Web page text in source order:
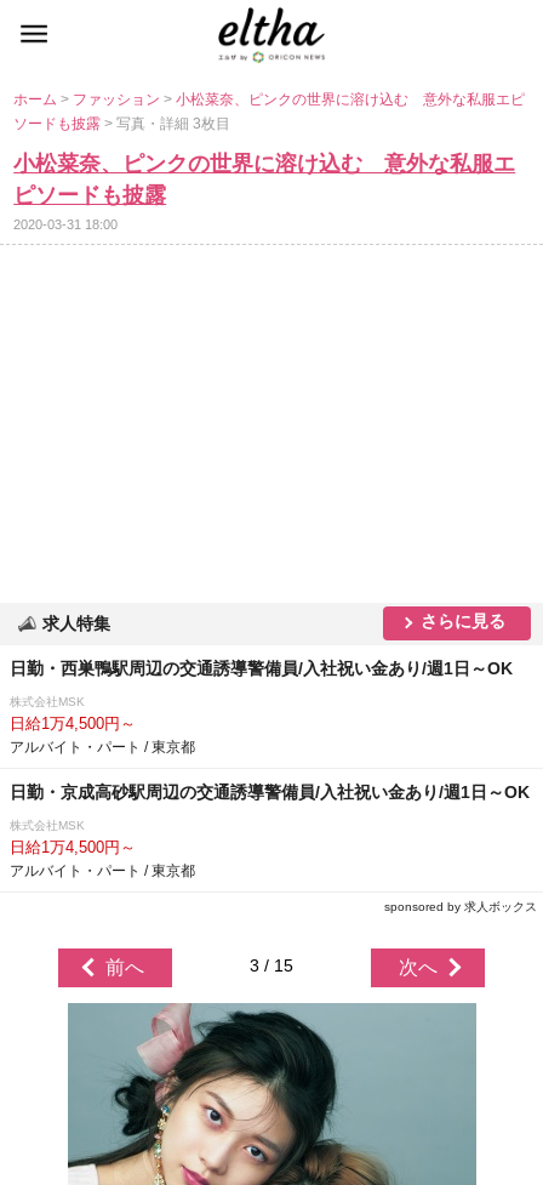
ホーム> ファッション>小松菜奈、ピンクの世界に溶け込む 意外な私服エピ
ソードも披露> 写真・詳細 3枚目
小松菜奈、ピンクの世界に溶け込む 意外な私服エ
ピソードも披露
2020-03-31 18:00
求人特集 さらに見る
日勤・西巣鴨駅周辺の交通誘導警備員/入社祝い金あり/週1日～OK
株式会社MSK
日給1万4,500円～
アルバイト・パート / 東京都
日勤・京成高砂駅周辺の交通誘導警備員/入社祝い金あり/週1日～OK
株式会社MSK
日給1万4,500円～
アルバイト・パート / 東京都
sponsored by 求人ボックス
前へ 3 / 15 次へ